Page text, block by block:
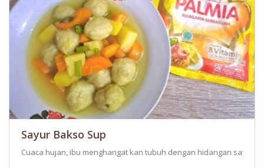
Sayur Bakso Sup
Cuaca hujan, ibu menghangat kan tubuh dengan hidangan sayur